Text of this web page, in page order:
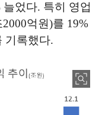
었다. 특히 영업
억원)를 19%
기록했다.